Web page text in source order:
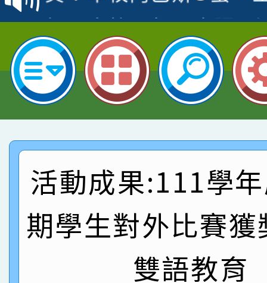
名
倩參加桃園市科展 國
名 指導老師王老師、
賀！本校四年二班張O
園市英語競賽國小朗讀
指導老師林老師
賀！本校參加桃園市中
賽 劉文瑛教師榮獲教
臺灣台語-第二名
賀！本校參與2026世
市賽榮獲科學小創客佳
創客第三名。
賀！本校參加桃園市中
賽 洪綺君教師榮獲社
名
賀！本校阿巴斯O蜜、
倩參加桃園市科展 國
名 指導老師王老師、
賀！本校四年二班張O
園市英語競賽國小朗讀
指導老師林老師
賀！本校參加桃園市中
賽 劉文瑛教師榮獲教
賀！本校參與2026世
活動成果:111學
期學生對外比賽
雙語教育